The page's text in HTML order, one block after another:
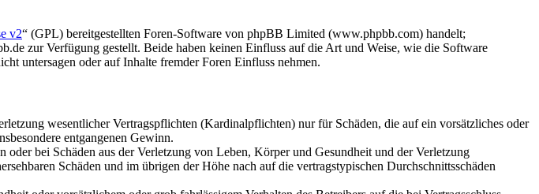
v2“ (GPL) bereitgestellten Foren-Software von phpBB Limited (www.phpbb.com) handelt;
zur Verfügung gestellt. Beide haben keinen Einfluss auf die Art und Weise, wie die Software
untersagen oder auf Inhalte fremder Foren Einfluss nehmen.
wesentlicher Vertragspflichten (Kardinalpflichten) nur für Schäden, die auf ein vorsätzliches oder
entgangenen Gewinn.
bei Schäden aus der Verletzung von Leben, Körper und Gesundheit und der Verletzung
Schäden und im übrigen der Höhe nach auf die vertragstypischen Durchschnittsschäden